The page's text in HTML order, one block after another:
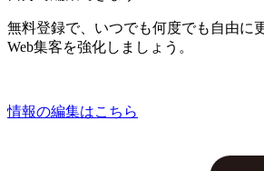
無料登録で、いつでも何度でも自由に
Web集客を強化しましょう。
情報の編集はこちら